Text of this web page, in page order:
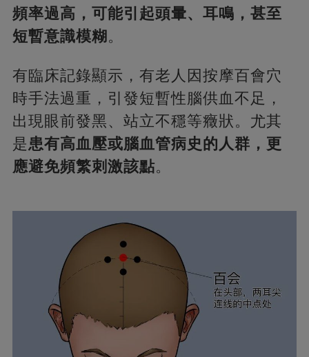
頻率過高，可能引起頭暈、耳鳴，甚至
短暫意識模糊。
有臨床記錄顯示，有老人因按摩百會穴
時手法過重，引發短暫性腦供血不足，
出現眼前發黑、站立不穩等癥狀。尤其
是患有高血壓或腦血管病史的人群，更
應避免頻繁刺激該點。